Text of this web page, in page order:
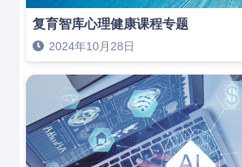
复育智库心理健康课程专题
2024年10月28日